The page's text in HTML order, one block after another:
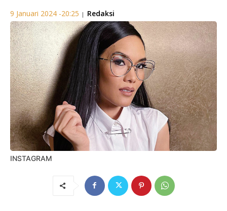
9 Januari 2024 -20:25 | Redaksi
INSTAGRAM